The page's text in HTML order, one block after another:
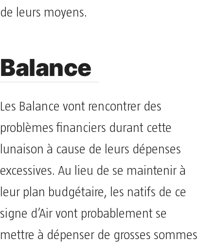
de leurs moyens.
Balance
Les Balance vont rencontrer des
problèmes financiers durant cette
lunaison à cause de leurs dépenses
excessives. Au lieu de se maintenir à
leur plan budgétaire, les natifs de ce
signe d’Air vont probablement se
mettre à dépenser de grosses sommes